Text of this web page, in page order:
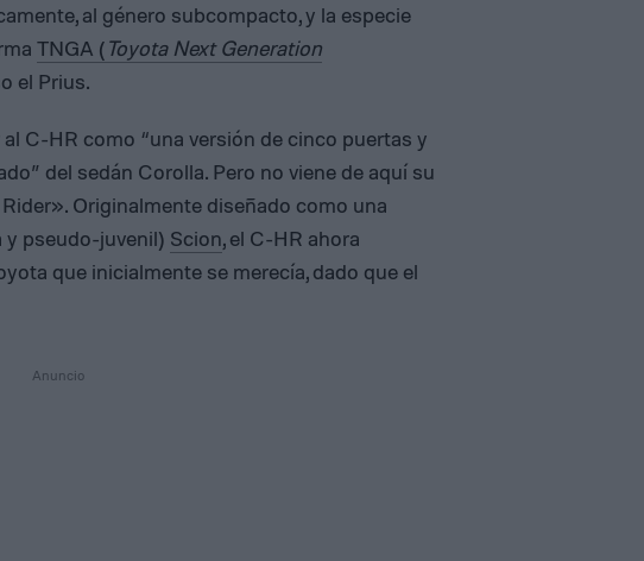
al género subcompacto, y la especie
TNGA (Toyota Next Generation
el Prius.
C-HR como “una versión de cinco puertas y
del sedán Corolla. Pero no viene de aquí su
Originalmente diseñado como una
y pseudo-juvenil) Scion, el C-HR ahora
que inicialmente se merecía, dado que el